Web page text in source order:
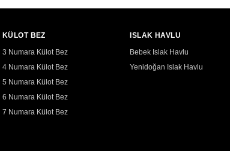
KÜLOT BEZ
3 Numara Külot Bez
4 Numara Külot Bez
5 Numara Külot Bez
6 Numara Külot Bez
7 Numara Külot Bez
ISLAK HAVLU
Bebek Islak Havlu
Yenidoğan Islak Havlu